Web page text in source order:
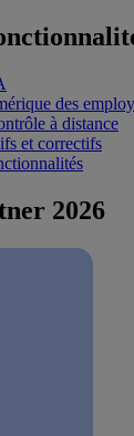
des
à distance
et correctifs
2026